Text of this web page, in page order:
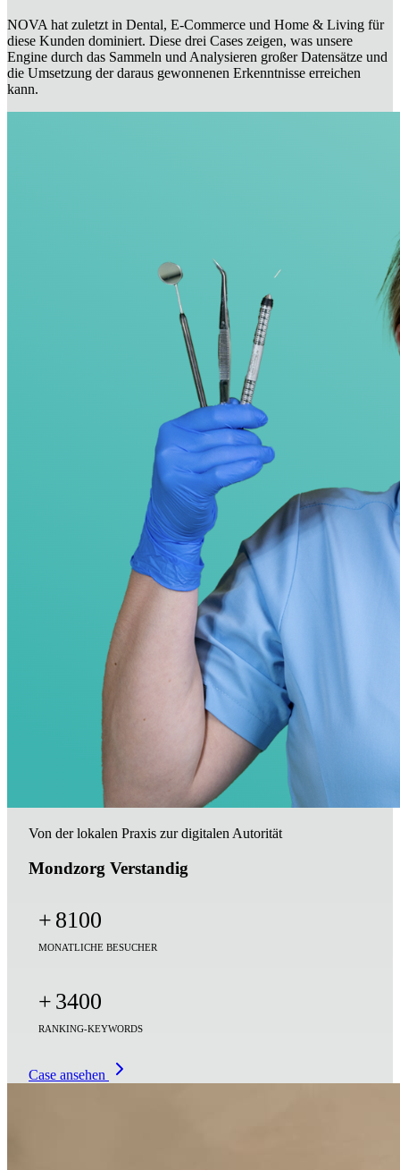
NOVA hat zuletzt in Dental, E-Commerce und Home & Living für
diese Kunden dominiert. Diese drei Cases zeigen, was unsere
Engine durch das Sammeln und Analysieren großer Datensätze und
die Umsetzung der daraus gewonnenen Erkenntnisse erreichen
kann.
Von der lokalen Praxis zur digitalen Autorität
Mondzorg Verstandig
+ 8100
MONATLICHE BESUCHER
+ 3400
RANKING-KEYWORDS
Case ansehen